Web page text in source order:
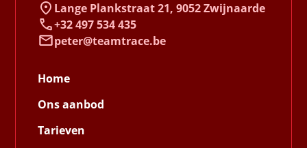
Lange Plankstraat 21, 9052 Zwijnaarde
+32 497 534 435
peter@teamtrace.be
Home
Ons aanbod
Tarieven